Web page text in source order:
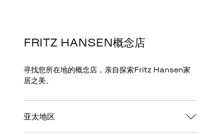
FRITZ HANSEN概念店
寻找您所在地的概念店，亲自探索Fritz Hansen家
居之美。
亚太地区